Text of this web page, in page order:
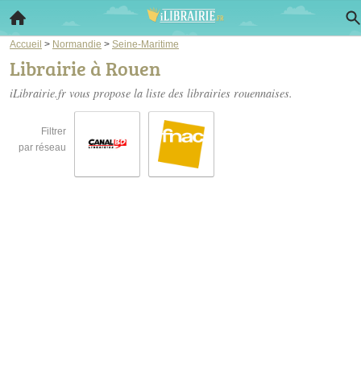
Accueil > Normandie > Seine-Maritime
Librairie à Rouen
iLibrairie.fr vous propose la liste des librairies rouennaises.
Filtrer
par réseau